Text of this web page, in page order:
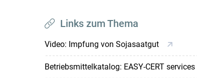
Links zum Thema
Video: Impfung von Sojasaatgut
Betriebsmittelkatalog: EASY-CERT